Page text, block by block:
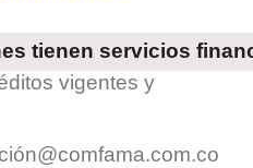
tienen servicios
vigentes y
n@comfama.com.co